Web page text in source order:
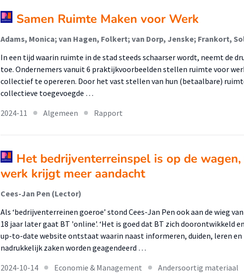
Samen Ruimte Maken voor Werk
In een tijd waarin ruimte in de stad steeds schaarser wordt, neemt de
toe. Ondernemers vanuit 6 praktijkvoorbeelden stellen ruimte voor
collectief te opereren. Door het vast stellen van hun (betaalbare)
collectieve toegevoegde …
2024-11
Algemeen Rapport
Het bedrijventerreinspel is op de
werk krijgt meer aandacht
Cees-Jan Pen (Lector)
Als ‘bedrijventerreinen goeroe’ stond Cees-Jan Pen ook aan de wieg
18 jaar later gaat BT 'online'. ‘Het is goed dat BT zich doorontwikkeld
up-to-date website ontstaat waarin naast informeren, duiden, leren en
nadrukkelijk zaken worden geagendeerd …
2024-10-14
Economie & Management Andersoortig materiaal